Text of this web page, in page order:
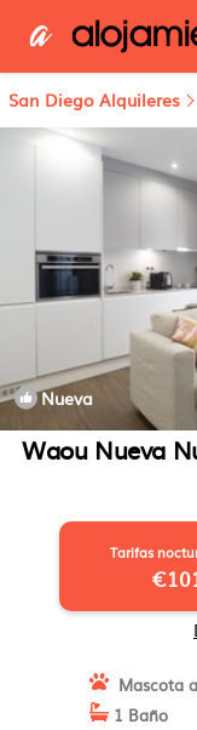
San Diego Alquileres
Nueva
Waou Nueva
Tarifas
Mascota
1 Baño